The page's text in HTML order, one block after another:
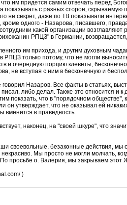
им придется самим отвечать перед
с разных сторон,
не секрет, даже по ТВ показывали
одного - Назарова, писавшего,
какой организации
РПЦЗ" в Германии,
им прихода, и другим духовным
РПЦЗ только потому, что не могли
и очередную порцию клеветы,
не вступая с ним в бесконечную и
Назаров. Все факты в статьях,
либо делал. Также это относится
показать, что в "порядочном
он утверждает, что не оказывал ей
вменится в праведность.
наконец, на "своей шкуре", что
своевольные, безаконные действия,
Мы просто не могли молчать,
По просьбе о. Валерия, мы закрываем этот
)